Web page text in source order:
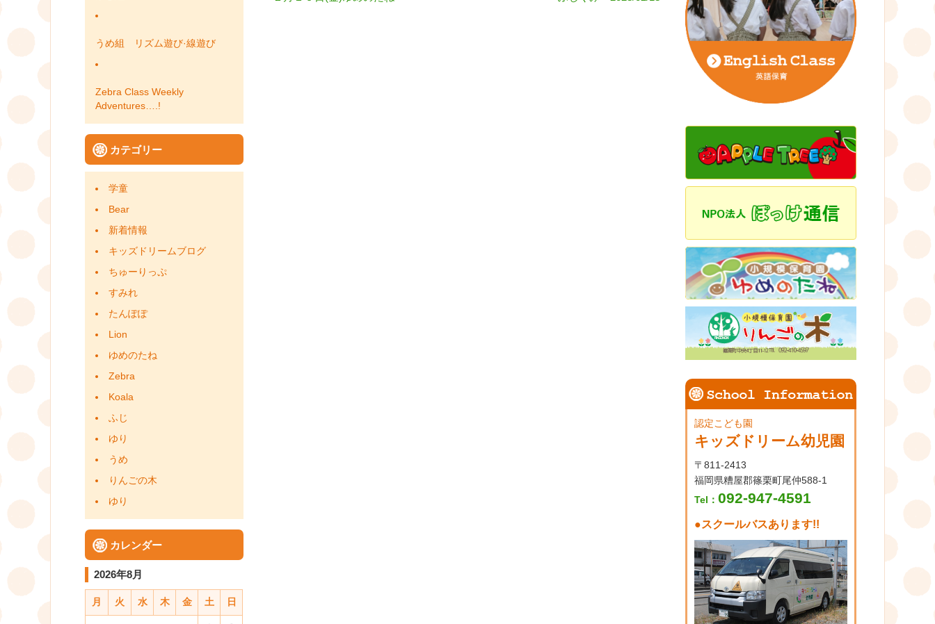
うめ組 リズム遊び·線遊び
Zebra Class Weekly
Adventures….!
カテゴリー
学童
Bear
新着情報
キッズドリームブログ
ちゅーりっぷ
すみれ
たんぽぽ
Lion
ゆめのたね
Zebra
Koala
ふじ
ゆり
うめ
りんごの木
ゆり
カレンダー
2026年8月
月 火 水 木 金 土 日
認定こども園
キッズドリーム幼児園
〒811-2413
福岡県糟屋郡篠栗町尾仲588-1
Tel：092-947-4591
●スクールバスあります!!